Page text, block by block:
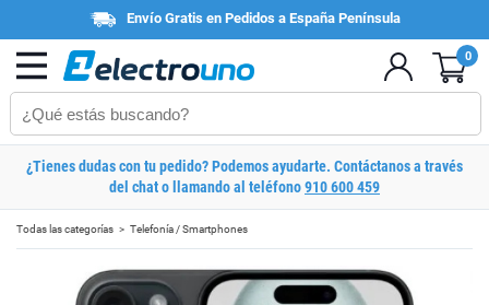
Envío Gratis en Pedidos a España Península
0
¿Tienes dudas con tu pedido? Podemos ayudarte. Contáctanos a través
del chat o llamando al teléfono910 600 459
Todas las categorías Telefonía / Smartphones